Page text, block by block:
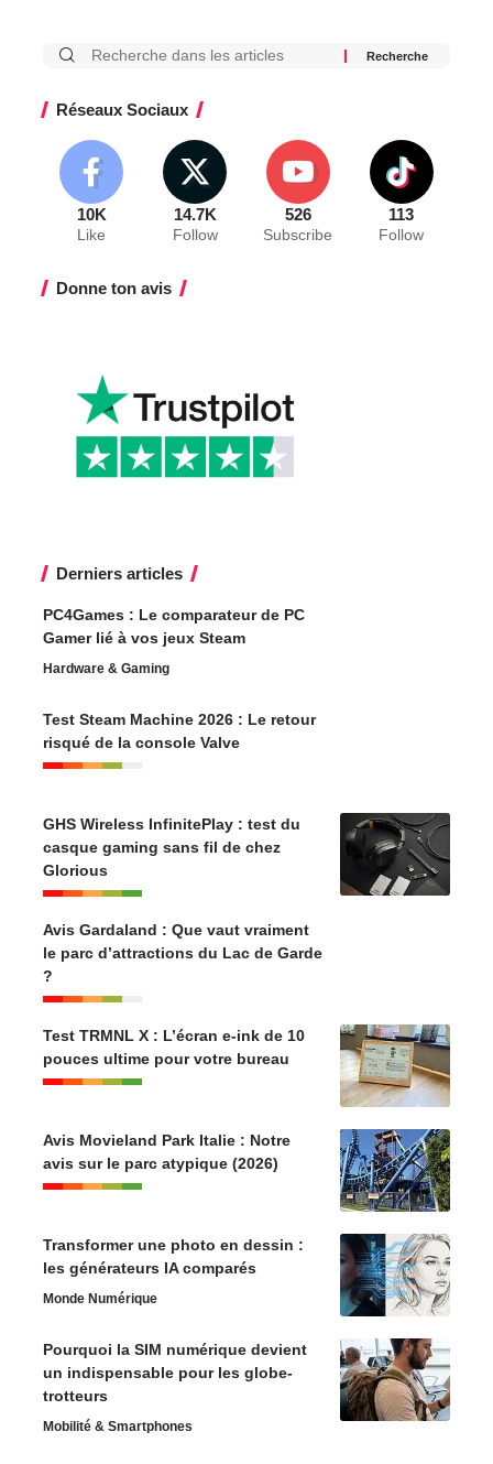
Réseaux Sociaux
10K
Like
14.7K
Follow
526
Subscribe
113
Follow
Donne ton avis
Derniers articles
PC4Games : Le comparateur de PC
Gamer lié à vos jeux Steam
Hardware & Gaming
Test Steam Machine 2026 : Le retour
risqué de la console Valve
GHS Wireless InfinitePlay : test du
casque gaming sans fil de chez
Glorious
Avis Gardaland : Que vaut vraiment
le parc d’attractions du Lac de Garde
?
Test TRMNL X : L’écran e-ink de 10
pouces ultime pour votre bureau
Avis Movieland Park Italie : Notre
avis sur le parc atypique (2026)
Transformer une photo en dessin :
les générateurs IA comparés
Monde Numérique
Pourquoi la SIM numérique devient
un indispensable pour les globe-
trotteurs
Mobilité & Smartphones